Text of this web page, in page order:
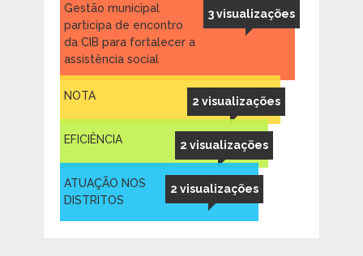
3 visualizações
Gestão municipal
participa de encontro
da CIB para fortalecer a
assistência social
2 visualizações
NOTA
2 visualizações
EFICIÊNCIA
2 visualizações
ATUAÇÃO NOS
DISTRITOS